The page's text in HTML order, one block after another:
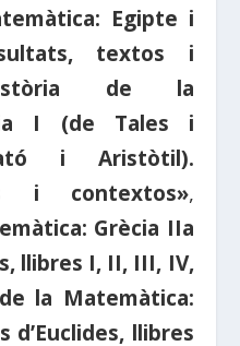
Egipte i
textos i
de la
I (de Tales i
i Aristòtil).
i contextos»,
Grècia IIa
llibres I, II, III, IV,
la Matemàtica:
d’Euclides, llibres